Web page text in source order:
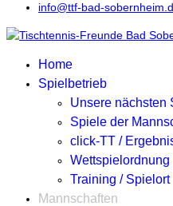
info@ttf-bad-
Home
Spielbetrieb
Unsere nächsten
Spiele der
click-TT /
Wettspielordnung
Training / Spielort
Mannschaften